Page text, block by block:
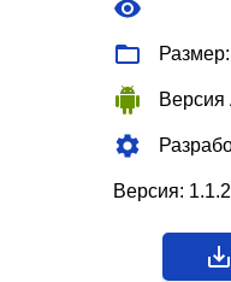
Версия
Версия: 1.1.2